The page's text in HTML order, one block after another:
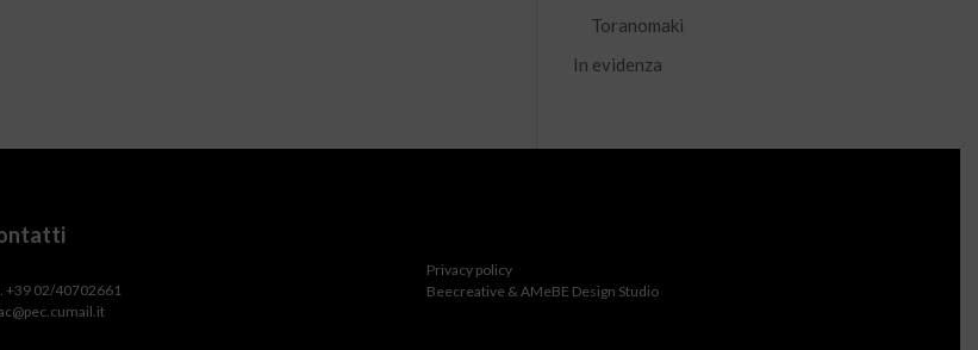
Toranomaki
In evidenza
+39 02/40702661
Privacy policy
Beecreative & AMeBE Design Studio